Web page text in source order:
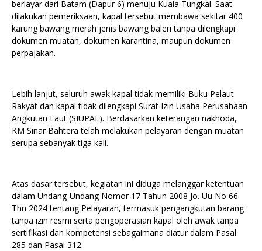
berlayar dari Batam (Dapur 6) menuju Kuala Tungkal. Saat
dilakukan pemeriksaan, kapal tersebut membawa sekitar 400
karung bawang merah jenis bawang baleri tanpa dilengkapi
dokumen muatan, dokumen karantina, maupun dokumen
perpajakan.
Lebih lanjut, seluruh awak kapal tidak memiliki Buku Pelaut
Rakyat dan kapal tidak dilengkapi Surat Izin Usaha Perusahaan
Angkutan Laut (SIUPAL). Berdasarkan keterangan nakhoda,
KM Sinar Bahtera telah melakukan pelayaran dengan muatan
serupa sebanyak tiga kali.
Atas dasar tersebut, kegiatan ini diduga melanggar ketentuan
dalam Undang-Undang Nomor 17 Tahun 2008 Jo. Uu No 66
Thn 2024 tentang Pelayaran, termasuk pengangkutan barang
tanpa izin resmi serta pengoperasian kapal oleh awak tanpa
sertifikasi dan kompetensi sebagaimana diatur dalam Pasal
285 dan Pasal 312.